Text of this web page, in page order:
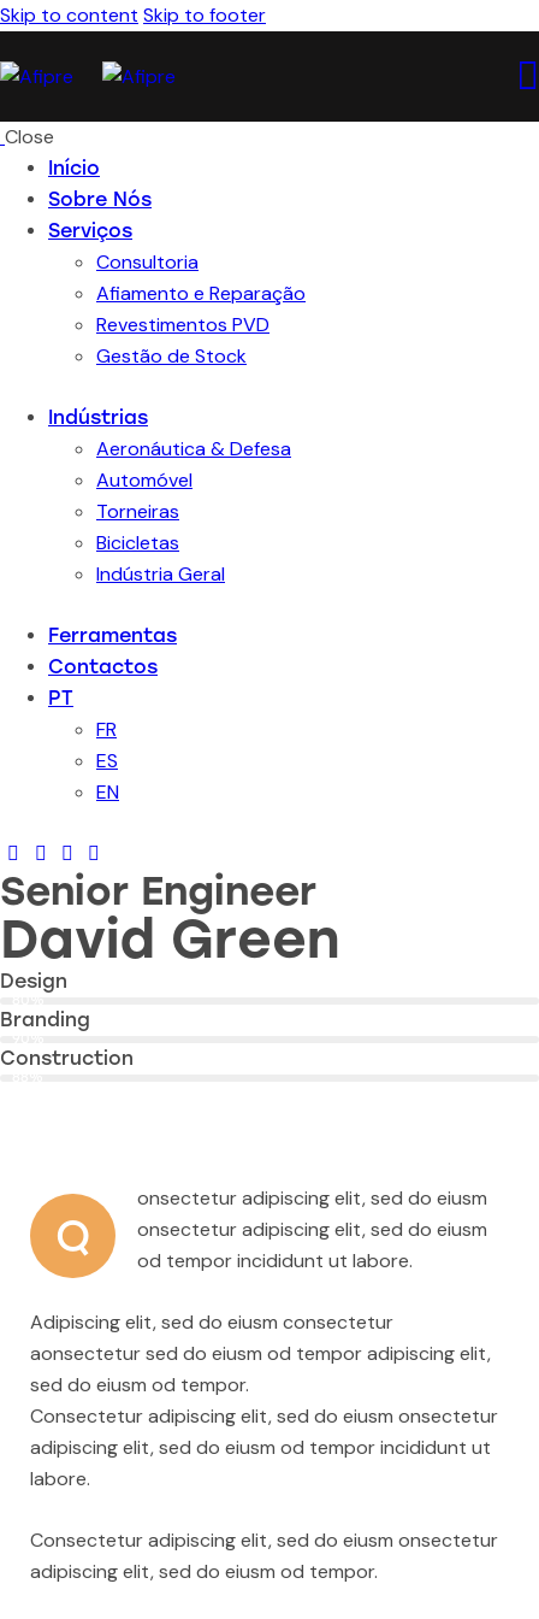
Skip to content Skip to footer
Close
Início
Sobre Nós
Serviços
Consultoria
Afiamento e Reparação
Revestimentos PVD
Gestão de Stock
Indústrias
Aeronáutica & Defesa
Automóvel
Torneiras
Bicicletas
Indústria Geral
Ferramentas
Contactos
PT
FR
ES
EN
Senior Engineer
David Green
Design
Branding
Construction
Q
onsectetur adipiscing elit, sed do eiusm
onsectetur adipiscing elit, sed do eiusm
od tempor incididunt ut labore.
Adipiscing elit, sed do eiusm consectetur
aonsectetur sed do eiusm od tempor adipiscing elit,
sed do eiusm od tempor.
Consectetur adipiscing elit, sed do eiusm onsectetur
adipiscing elit, sed do eiusm od tempor incididunt ut
labore.
Consectetur adipiscing elit, sed do eiusm onsectetur
adipiscing elit, sed do eiusm od tempor.